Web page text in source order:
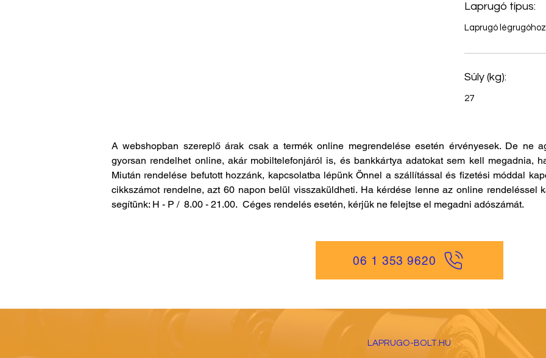
Laprugó típus:
Laprugó légrugóhoz
Súly (kg):
27
A webshopban szereplő árak csak a termék online megrendelése esetén érvényesek. De ne
gyorsan rendelhet online, akár mobiltelefonjáról is, és bankkártya adatokat sem kell megadnia,
Miután rendelése befutott hozzánk, kapcsolatba lépünk Önnel a szállítással és fizetési móddal
cikkszámot rendelne, azt 60 napon belül visszaküldheti. Ha kérdése lenne az online rendeléssel
segítünk: H - P / 8.00 - 21.00. Céges rendelés esetén, kérjük ne felejtse el megadni adószámát.
06 1 353 9620
LAPRUGO-BOLT.HU